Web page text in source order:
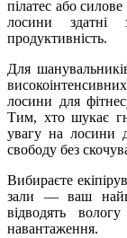
пілатес або
лосини
продуктивність.
Для
лосини для
Тим, хто шукає
увагу на лосини
свободу без
Вибираєте
зали — ваш
відводять
навантаження.